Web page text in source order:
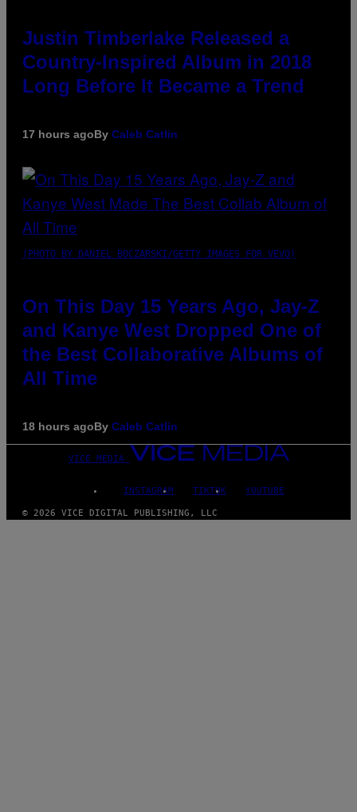
Justin Timberlake Released a
Country-Inspired Album in 2018
Long Before It Became a Trend
17 hours agoBy Caleb Catlin
(PHOTO BY DANIEL BOCZARSKI/GETTY IMAGES FOR VEVO)
On This Day 15 Years Ago, Jay-Z
and Kanye West Dropped One of
the Best Collaborative Albums of
All Time
18 hours agoBy Caleb Catlin
VICE MEDIA
INSTAGRAM TIKTOK YOUTUBE
© 2026 VICE DIGITAL PUBLISHING, LLC